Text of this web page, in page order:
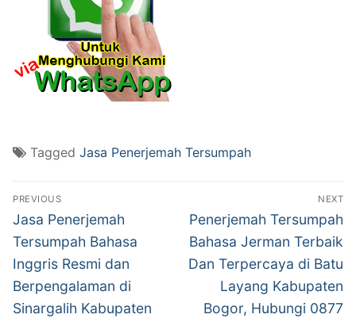
Tagged Jasa Penerjemah Tersumpah
Post
navigation
PREVIOUS
Previous
post:
Jasa Penerjemah
Tersumpah Bahasa
Inggris Resmi dan
Berpengalaman di
Sinargalih Kabupaten
NEXT
Next
post:
Penerjemah Tersumpah
Bahasa Jerman Terbaik
Dan Terpercaya di Batu
Layang Kabupaten
Bogor, Hubungi 0877